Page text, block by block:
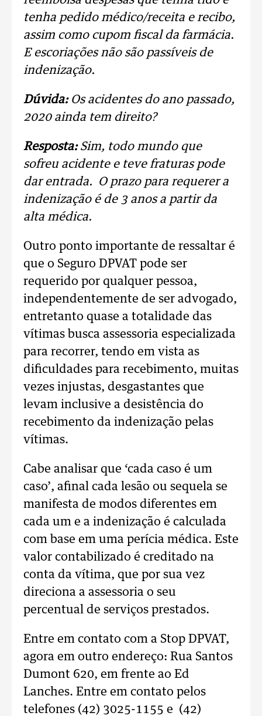
tenha pedido médico/receita e recibo,
assim como cupom fiscal da farmácia.
E escoriações não são passíveis de
indenização.
Dúvida: Os acidentes do ano passado,
2020 ainda tem direito?
Resposta: Sim, todo mundo que
sofreu acidente e teve fraturas pode
dar entrada. O prazo para requerer a
indenização é de 3 anos a partir da
alta médica.
Outro ponto importante de ressaltar é
que o Seguro DPVAT pode ser
requerido por qualquer pessoa,
independentemente de ser advogado,
entretanto quase a totalidade das
vítimas busca assessoria especializada
para recorrer, tendo em vista as
dificuldades para recebimento, muitas
vezes injustas, desgastantes que
levam inclusive a desistência do
recebimento da indenização pelas
vítimas.
Cabe analisar que ‘cada caso é um
caso’, afinal cada lesão ou sequela se
manifesta de modos diferentes em
cada um e a indenização é calculada
com base em uma perícia médica. Este
valor contabilizado é creditado na
conta da vítima, que por sua vez
direciona a assessoria o seu
percentual de serviços prestados.
Entre em contato com a Stop DPVAT,
agora em outro endereço: Rua Santos
Dumont 620, em frente ao Ed
Lanches. Entre em contato pelos
telefones (42) 3025-1155 e (42)